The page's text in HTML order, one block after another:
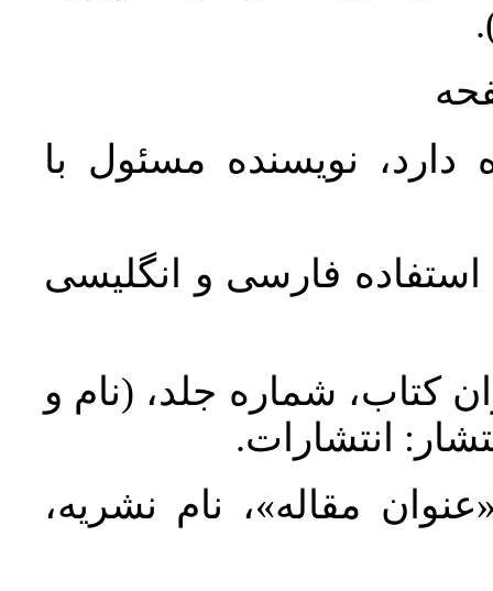
نویسنده مسئول با
استفاده فارسی و انگلیسی
کتاب، شماره جلد، (نام و
انتشارات.
مقاله»، نام نشریه،